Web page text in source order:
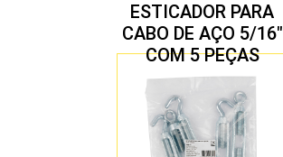
ESTICADOR PARA
CABO DE AÇO 5/16″
COM 5 PEÇAS